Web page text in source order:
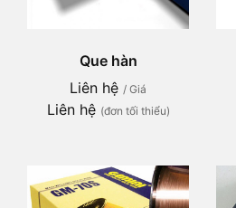
Que hàn
Liên hệ / Giá
Liên hệ (đơn tối thiểu)